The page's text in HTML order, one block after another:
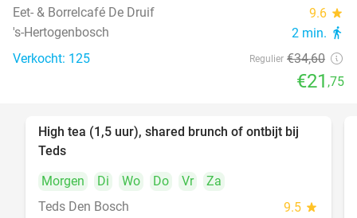
Eet- & Borrelcafé De Druif
9.6 star
's-Hertogenbosch 2 min. directions_walk
Verkocht: 125 Regulier €34,60
€21 ,75
35%
High tea (1,5 uur), shared brunch of ontbijt bij
Teds
Morgen
Di Wo Do Vr
Za
Teds Den Bosch
9.5 star